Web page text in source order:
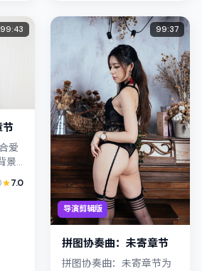
99:43
节
爱
景
孟
7.0
导演剪辑版
99:37
拼图协奏曲：未寄章节
拼图协奏曲：未寄章节为